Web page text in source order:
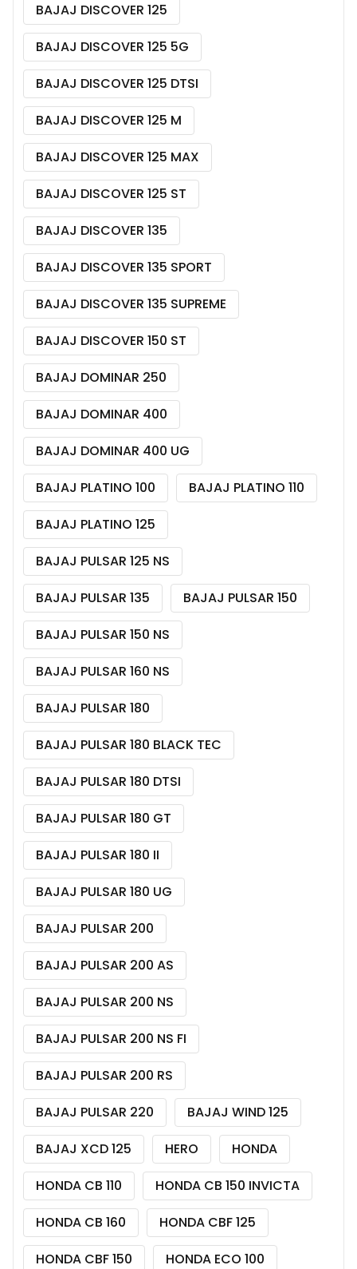
BAJAJ DISCOVER 125
BAJAJ DISCOVER 125 5G
BAJAJ DISCOVER 125 DTSI
BAJAJ DISCOVER 125 M
BAJAJ DISCOVER 125 MAX
BAJAJ DISCOVER 125 ST
BAJAJ DISCOVER 135
BAJAJ DISCOVER 135 SPORT
BAJAJ DISCOVER 135 SUPREME
BAJAJ DISCOVER 150 ST
BAJAJ DOMINAR 250
BAJAJ DOMINAR 400
BAJAJ DOMINAR 400 UG
BAJAJ PLATINO 100
BAJAJ PLATINO 110
BAJAJ PLATINO 125
BAJAJ PULSAR 125 NS
BAJAJ PULSAR 135
BAJAJ PULSAR 150
BAJAJ PULSAR 150 NS
BAJAJ PULSAR 160 NS
BAJAJ PULSAR 180
BAJAJ PULSAR 180 BLACK TEC
BAJAJ PULSAR 180 DTSI
BAJAJ PULSAR 180 GT
BAJAJ PULSAR 180 II
BAJAJ PULSAR 180 UG
BAJAJ PULSAR 200
BAJAJ PULSAR 200 AS
BAJAJ PULSAR 200 NS
BAJAJ PULSAR 200 NS FI
BAJAJ PULSAR 200 RS
BAJAJ PULSAR 220
BAJAJ WIND 125
BAJAJ XCD 125
HERO
HONDA
HONDA CB 110
HONDA CB 150 INVICTA
HONDA CB 160
HONDA CBF 125
HONDA CBF 150
HONDA ECO 100